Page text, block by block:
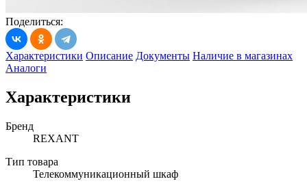
Поделиться:
Характеристики Описание Документы Наличие в магазинах
Аналоги
Характеристики
Бренд
REXANT
Тип товара
Телекоммуникационный шкаф